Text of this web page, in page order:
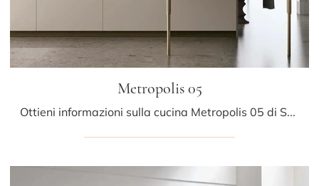
Metropolis 05
Ottieni informazioni sulla cucina Metropolis 05 di Stosa: questa soluzione in Pet sarà l'acquisto ideale per te!